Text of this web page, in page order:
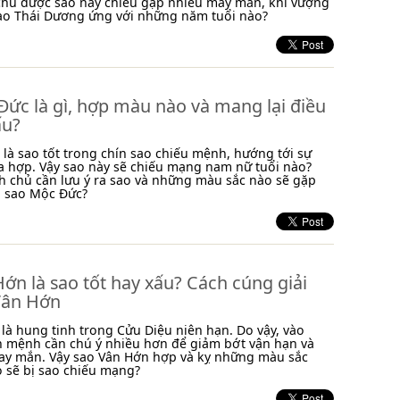
Thái Dương ứng với những năm tuổi nào?
là gì, hợp màu nào và mang lại điều
là sao tốt trong chín sao chiếu mệnh, hướng tới sự
hợp. Vậy sao này sẽ chiếu mạng nam nữ tuổi nào?
chủ cần lưu ý ra sao và những màu sắc nào sẽ gặp
Mộc Đức?
là sao tốt hay xấu? Cách cúng giải
Hớn
là hung tinh trong Cửu Diệu niên hạn. Do vậy, vào
mệnh cần chú ý nhiều hơn để giảm bớt vận hạn và
mắn. Vậy sao Vân Hớn hợp và kỵ những màu sắc
bị sao chiếu mạng?